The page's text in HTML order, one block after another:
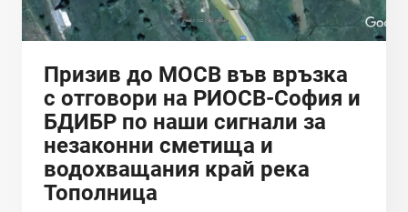
Призив до МОСВ във връзка
с отговори на РИОСВ-София и
БДИБР по наши сигнали за
незаконни сметища и
водохващания край река
Тополница